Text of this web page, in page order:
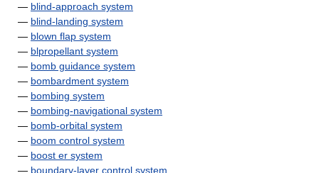
— blind-approach system
— blind-landing system
— blown flap system
— blpropellant system
— bomb guidance system
— bombardment system
— bombing system
— bombing-navigational system
— bomb-orbital system
— boom control system
— boost er system
— boundary-layer control system